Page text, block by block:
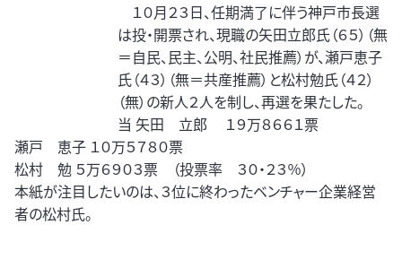
１０月２３日、任期満了に伴う神戸市長選
は投・開票され、現職の矢田立郎氏（６５）（無
＝自民、民主、公明、社民推薦）が、瀬戸恵子
氏（４３）（無＝共産推薦）と松村勉氏（４２）
（無）の新人２人を制し、再選を果たした。
当 矢田 立郎 １９万８６６１票
瀬戸 恵子 １０万５７８０票
松村 勉 ５万６９０３票 （投票率 ３０・２３％）
本紙が注目したいのは、３位に終わったベンチャー企業経営
者の松村氏。